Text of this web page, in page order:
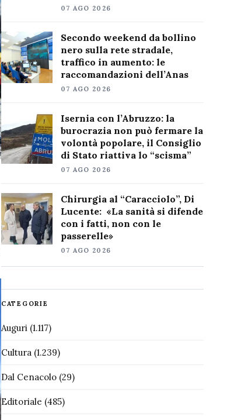
07 AGO 2026
Secondo weekend da bollino
nero sulla rete stradale,
traffico in aumento: le
raccomandazioni dell’Anas
07 AGO 2026
Isernia con l’Abruzzo: la
burocrazia non può fermare la
volontà popolare, il Consiglio
di Stato riattiva lo “scisma”
07 AGO 2026
Chirurgia al “Caracciolo”, Di
Lucente: «La sanità si difende
con i fatti, non con le
passerelle»
07 AGO 2026
CATEGORIE
Auguri(1.117)
Cultura(1.239)
Dal Cenacolo(29)
Editoriale (485)